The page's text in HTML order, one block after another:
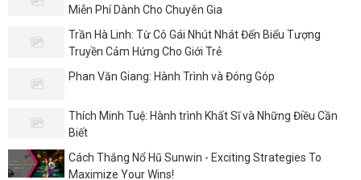
Miễn Phí Dành Cho Chuyên Gia
Trần Hà Linh: Từ Cô Gái Nhút Nhát Đến Biểu Tượng
Truyền Cảm Hứng Cho Giới Trẻ
Phan Văn Giang: Hành Trình và Đóng Góp
Thích Minh Tuệ: Hành trình Khất Sĩ và Những Điều Cần
Biết
Cách Thắng Nổ Hũ Sunwin - Exciting Strategies To
Maximize Your Wins!